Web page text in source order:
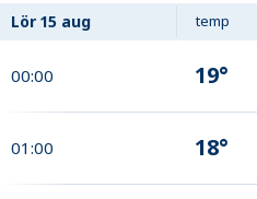
Lör 15 aug temp
00:00 19°
01:00 18°